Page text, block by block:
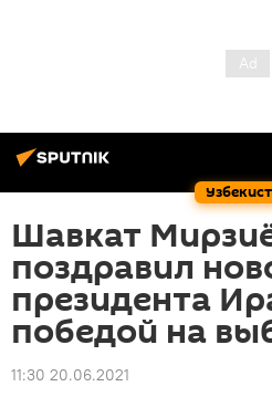
Шавкат
поздравил
президента
победой на
11:30 20.06.2021